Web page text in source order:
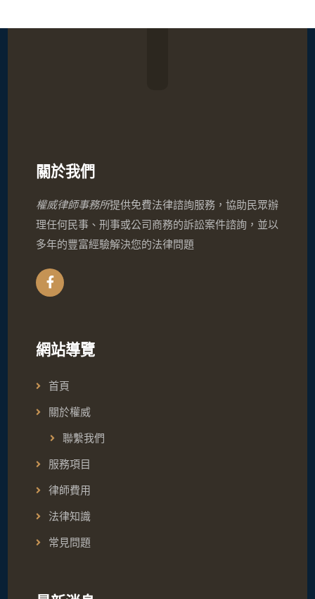
關於我們
權威律師事務所提供免費法律諮詢服務，協助民眾辦
理任何民事、刑事或公司商務的訴訟案件諮詢，並以
多年的豐富經驗解決您的法律問題
網站導覽
首頁
關於權威
聯繫我們
服務項目
律師費用
法律知識
常見問題